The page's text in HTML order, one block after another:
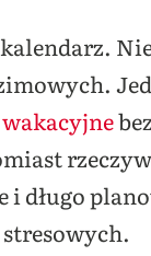
długo